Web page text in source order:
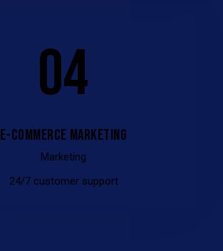
04
E-COMMERCE MARKETING
Marketing
24/7 customer support